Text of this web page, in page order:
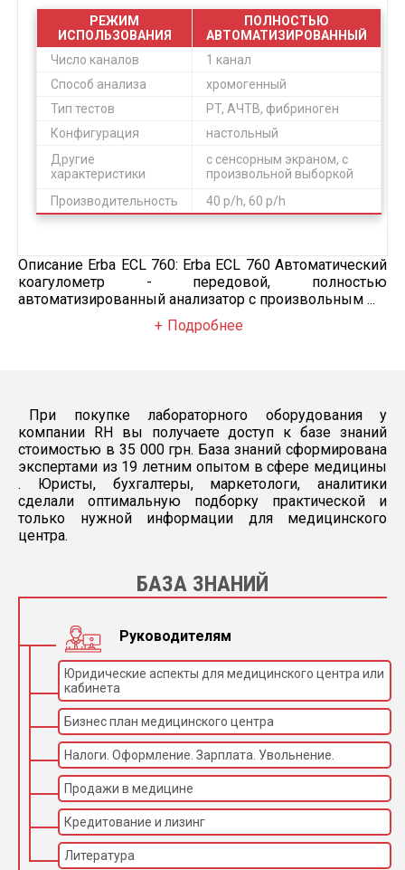
РЕЖИМ
ИСПОЛЬЗОВАНИЯ
ПОЛНОСТЬЮ
АВТОМАТИЗИРОВАННЫЙ
Число каналов
1 канал
Способ анализа
хромогенный
Тип тестов
PT, АЧТВ, фибриноген
Конфигурация
настольный
Другие
характеристики
с сенсорным экраном, с
произвольной выборкой
Производительность
40 p/h, 60 p/h
Описание Erba ECL 760: Erba ECL 760 Автоматический
коагулометр - передовой, полностью
автоматизированный анализатор с произвольным ...
Подробнее
При покупке лабораторного оборудования у
компании RH вы получаете доступ к базе знаний
стоимостью в 35 000 грн. База знаний сформирована
экспертами из 19 летним опытом в сфере медицины
. Юристы, бухгалтеры, маркетологи, аналитики
сделали оптимальную подборку практической и
только нужной информации для медицинского
центра.
БАЗА ЗНАНИЙ
Руководителям
Юридические аспекты для медицинского центра или
кабинета
Бизнес план медицинского центра
Налоги. Оформление. Зарплата. Увольнение.
Продажи в медицине
Кредитование и лизинг
Литература